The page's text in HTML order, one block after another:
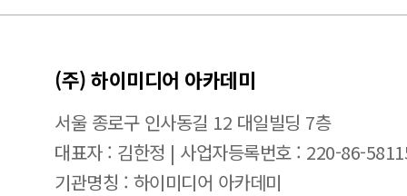
(주) 하이미디어 아카데미
서울 종로구 인사동길 12 대일빌딩 7층
대표자 : 김한정 | 사업자등록번호 : 220-86-
기관명칭 : 하이미디어 아카데미